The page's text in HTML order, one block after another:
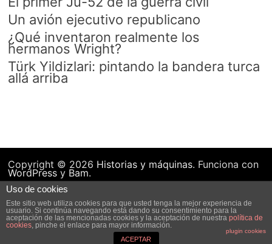
Un avión ejecutivo republicano
¿Qué inventaron realmente los
hermanos Wright?
Türk Yildizlari: pintando la bandera turca
allá arriba
Copyright © 2026 Historias y máquinas. Funciona con
WordPressy Bam.
Uso de cookies
Este sitio web utiliza cookies para que usted tenga la mejor experiencia de
usuario. Si continúa navegando está dando su consentimiento para la
aceptación de las mencionadas cookies y la aceptación de nuestra política de
cookies, pinche el enlace para mayor información.
plugin cookies
ACEPTAR